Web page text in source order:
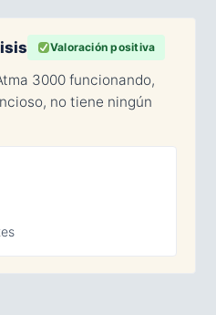
Valoración positiva
3000 funcionando,
no tiene ningún